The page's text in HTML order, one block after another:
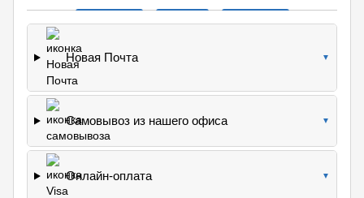
Новая Почта ▼
Самовывоз из нашего офиса ▼
Онлайн-оплата ▼